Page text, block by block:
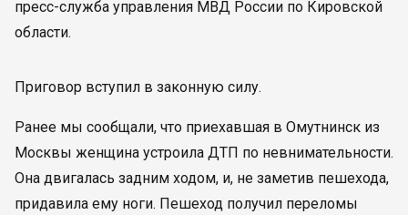
пресс-служба управления МВД России по Кировской
области.
Приговор вступил в законную силу.
Ранее мы сообщали, что приехавшая в Омутнинск из
Москвы женщина устроила ДТП по невнимательности.
Она двигалась задним ходом, и, не заметив пешехода,
придавила ему ноги. Пешеход получил переломы